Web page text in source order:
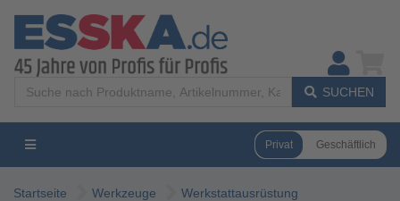
SUCHEN
Privat Geschäftlich
Startseite Werkzeuge
Werkstattausrüstung